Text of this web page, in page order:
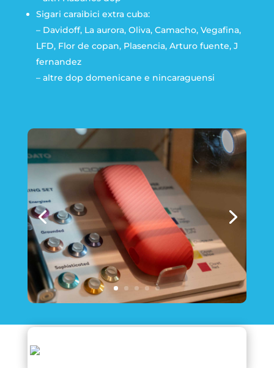
Sigari caraibici extra cuba:
– Davidoff, La aurora, Oliva, Camacho, Vegafina,
LFD, Flor de copan, Plasencia, Arturo fuente, J
fernandez
– altre dop domenicane e nincaraguensi